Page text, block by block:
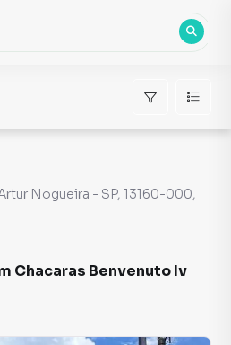
Nogueira - SP, 13160-000,
Chacaras Benvenuto Iv